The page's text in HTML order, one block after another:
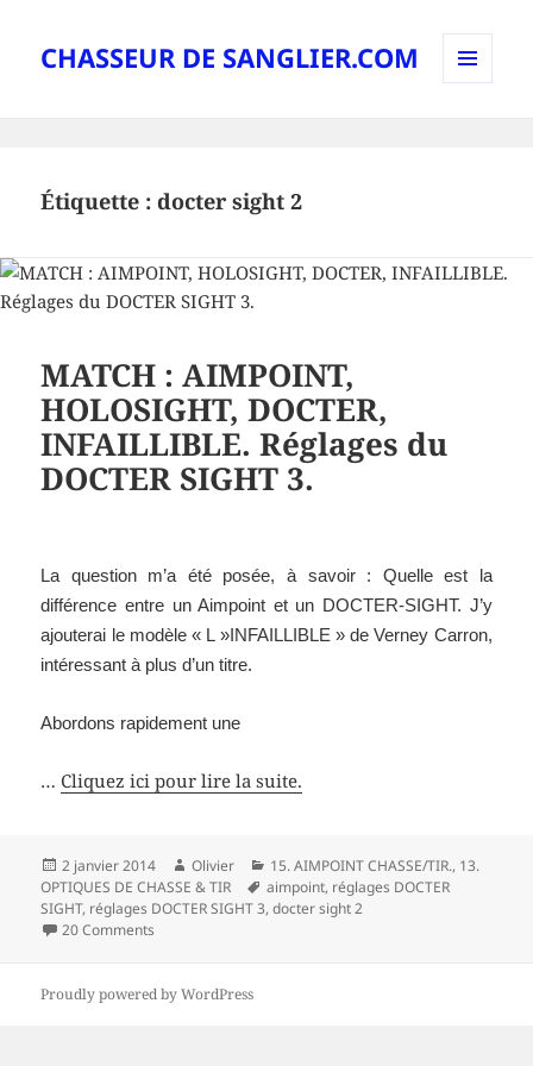
CHASSEUR DE SANGLIER.COM
Étiquette :docter sight 2
MATCH : AIMPOINT,
HOLOSIGHT, DOCTER,
INFAILLIBLE. Réglages du
DOCTER SIGHT 3.
La question m’a été posée, à savoir : Quelle est la
différence entre un Aimpoint et un DOCTER-SIGHT. J’y
ajouterai le modèle « L »INFAILLIBLE » de Verney Carron,
intéressant à plus d’un titre.
Abordons rapidement une
…Cliquez ici pour lire la suite.
Posted
on
2 janvier 2014 Author
Olivier Categories
15. AIMPOINT CHASSE/TIR., 13.
OPTIQUES DE CHASSE & TIR
Tags
aimpoint, réglages DOCTER
SIGHT, réglages DOCTER SIGHT 3,docter sight 2
20 Comments
Proudly powered by WordPress